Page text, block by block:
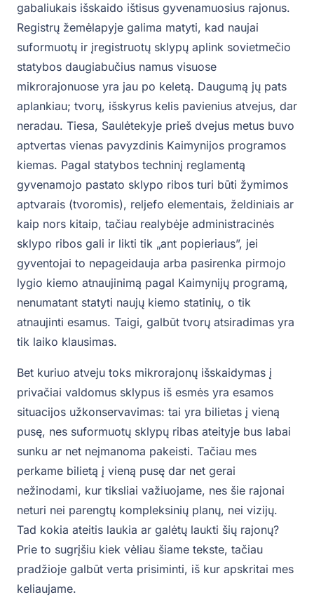
gabaliukais išskaido ištisus gyvenamuosius rajonus.
Registrų žemėlapyje galima matyti, kad naujai
suformuotų ir įregistruotų sklypų aplink sovietmečio
statybos daugiabučius namus visuose
mikrorajonuose yra jau po keletą. Daugumą jų pats
aplankiau; tvorų, išskyrus kelis pavienius atvejus, dar
neradau. Tiesa, Saulėtekyje prieš dvejus metus buvo
aptvertas vienas pavyzdinis Kaimynijos programos
kiemas. Pagal statybos techninį reglamentą
gyvenamojo pastato sklypo ribos turi būti žymimos
aptvarais (tvoromis), reljefo elementais, želdiniais ar
kaip nors kitaip, tačiau realybėje administracinės
sklypo ribos gali ir likti tik „ant popieriaus”, jei
gyventojai to nepageidauja arba pasirenka pirmojo
lygio kiemo atnaujinimą pagal Kaimynijų programą,
nenumatant statyti naujų kiemo statinių, o tik
atnaujinti esamus. Taigi, galbūt tvorų atsiradimas yra
tik laiko klausimas.
Bet kuriuo atveju toks mikrorajonų išskaidymas į
privačiai valdomus sklypus iš esmės yra esamos
situacijos užkonservavimas: tai yra bilietas į vieną
pusę, nes suformuotų sklypų ribas ateityje bus labai
sunku ar net neįmanoma pakeisti. Tačiau mes
perkame bilietą į vieną pusę dar net gerai
nežinodami, kur tiksliai važiuojame, nes šie rajonai
neturi nei parengtų kompleksinių planų, nei vizijų.
Tad kokia ateitis laukia ar galėtų laukti šių rajonų?
Prie to sugrįšiu kiek vėliau šiame tekste, tačiau
pradžioje galbūt verta prisiminti, iš kur apskritai mes
keliaujame.